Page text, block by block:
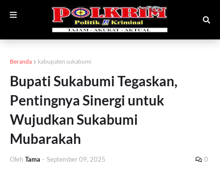
Beranda kabupaten sukabumi
Bupati Sukabumi Tegaskan,
Pentingnya Sinergi untuk
Wujudkan Sukabumi
Mubarakah
Oleh Tama - September 09, 2025 0